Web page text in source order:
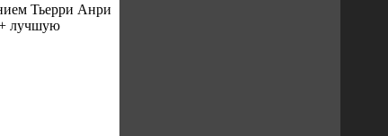
Тьерри Анри
+ лучшую